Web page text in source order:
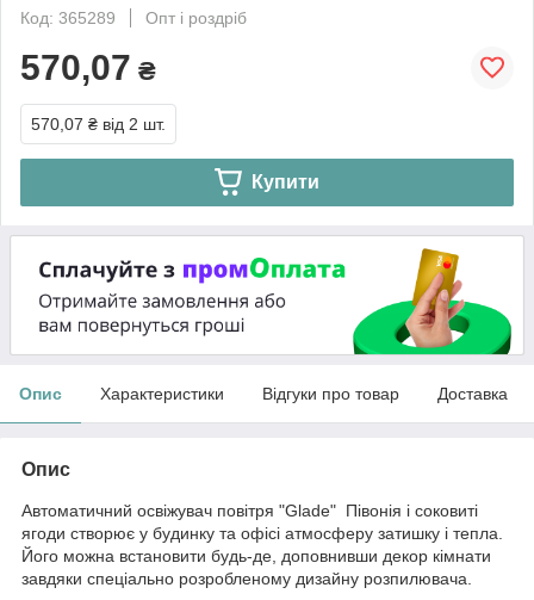
Код: 365289
Опт і роздріб
570,07 ₴
570,07 ₴ від 2 шт.
Купити
Опис Характеристики Відгуки про товар Доставка
Опис
Автоматичний освіжувач повітря "Glade" Півонія і соковиті
ягоди створює у будинку та офісі атмосферу затишку і тепла.
Його можна встановити будь-де, доповнивши декор кімнати
завдяки спеціально розробленому дизайну розпилювача.